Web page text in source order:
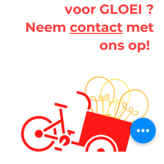
voor GLOEI ?
Neem contact met
ons op!